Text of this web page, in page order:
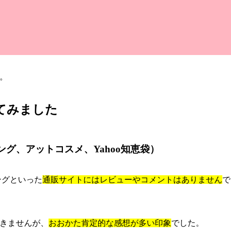
みました
、アットコスメ、Yahoo知恵袋）
といった通販サイトにはレビューやコメントはありませんで
ませんが、 おおかた肯定的な感想が多い印象でした。